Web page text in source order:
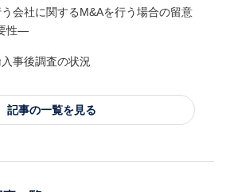
会社に関するM&Aを行う場合の留意
性―
事後調査の状況
記事の一覧を見る